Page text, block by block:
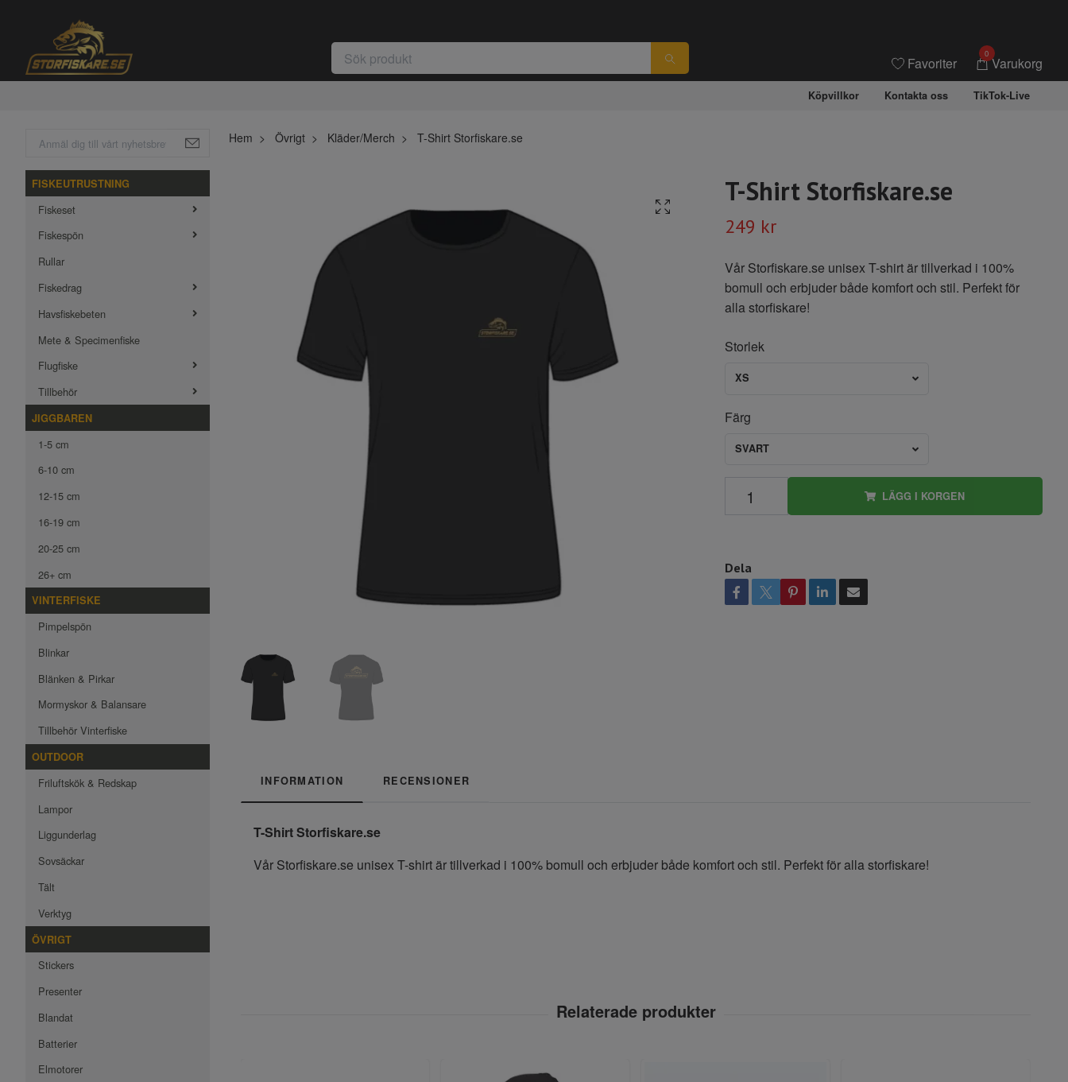
Favoriter
0
Varukorg
Köpvillkor Kontakta oss TikTok-Live
FISKEUTRUSTNING
Fiskeset
Fiskespön
Rullar
Fiskedrag
Havsfiskebeten
Mete & Specimenfiske
Flugfiske
Tillbehör
JIGGBAREN
1-5 cm
6-10 cm
12-15 cm
16-19 cm
20-25 cm
26+ cm
VINTERFISKE
Pimpelspön
Blinkar
Blänken & Pirkar
Mormyskor & Balansare
Tillbehör Vinterfiske
OUTDOOR
Friluftskök & Redskap
Lampor
Liggunderlag
Sovsäckar
Tält
Verktyg
ÖVRIGT
Stickers
Presenter
Blandat
Batterier
Elmotorer
Hem Övrigt Kläder/Merch T-Shirt Storfiskare.se
T-Shirt Storfiskare.se
249 kr
Vår Storfiskare.se unisex T-shirt är tillverkad i 100%
bomull och erbjuder både komfort och stil. Perfekt för
alla storfiskare!
Storlek
XS
Färg
SVART
LÄGG I KORGEN
Dela
INFORMATION RECENSIONER
T-Shirt Storfiskare.se
Vår Storfiskare.se unisex T-shirt är tillverkad i 100% bomull och erbjuder både komfort och stil. Perfekt för alla storfiskare!